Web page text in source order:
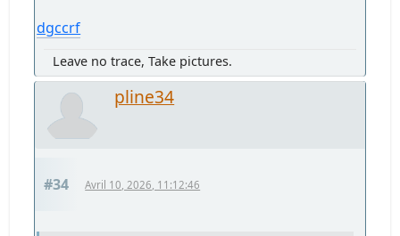
dgccrf
Leave no trace, Take pictures.
pline34
#34 Avril 10, 2026, 11:12:46